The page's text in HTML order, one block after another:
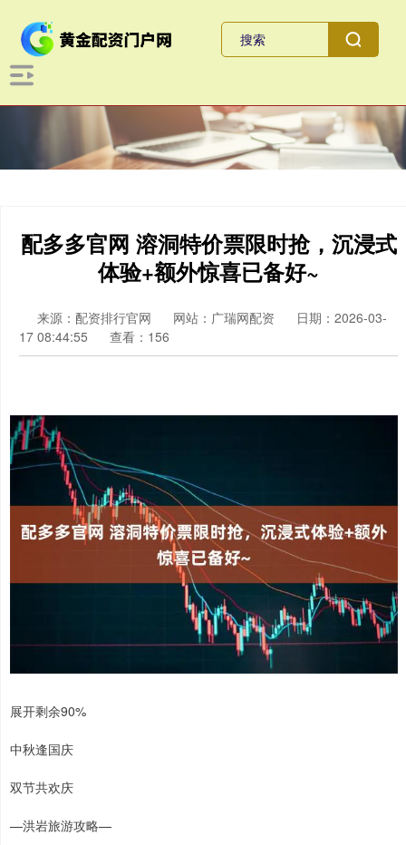
配多多官网 溶洞特价票限时抢，沉浸式
体验+额外惊喜已备好~
来源：配资排行官网 网站：广瑞网配资
日期：2026-03-
17 08:44:55
查看：156
展开剩余90%
中秋逢国庆
双节共欢庆
—洪岩旅游攻略—